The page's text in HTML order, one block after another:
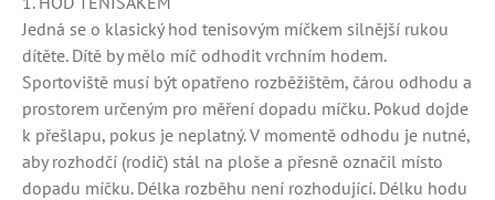
Jedná se o klasický hod tenisovým míčkem silnější rukou
dítěte. Dítě by mělo míč odhodit vrchním hodem.
Sportoviště musí být opatřeno rozběžištěm, čárou odhodu a
prostorem určeným pro měření dopadu míčku. Pokud dojde
k přešlapu, pokus je neplatný. V momentě odhodu je nutné,
aby rozhodčí (rodič) stál na ploše a přesně označil místo
dopadu míčku. Délka rozběhu není rozhodující. Délku hodu